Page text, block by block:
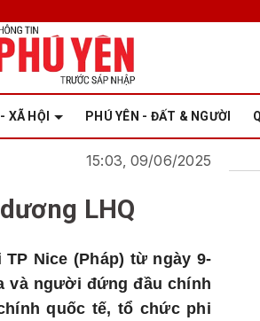
XÃ HỘI PHÚ YÊN - ĐẤT & NGƯỜI
15:03, 09/06/2025
LHQ
Nice (Pháp) từ ngày 9-
và người đứng đầu chính
quốc tế, tổ chức phi